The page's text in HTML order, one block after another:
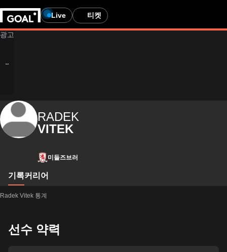
Live 티켓
RADEK
VITEK
미들즈브러
기록커리어
Radek Vitek 통계
선수 약력